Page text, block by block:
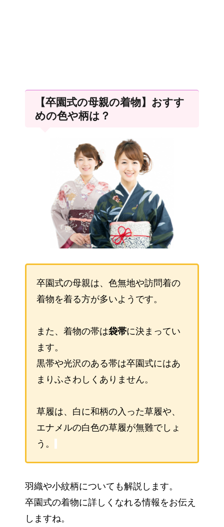
【卒園式の母親の着物】おすす
めの色や柄は？
卒園式の母親は、色無地や訪問着の
着物を着る方が多いようです。
また、着物の帯は袋帯に決まってい
ます。
黒帯や光沢のある帯は卒園式にはあ
まりふさわしくありません。
草履は、白に和柄の入った草履や、
エナメルの白色の草履が無難でしょ
う。
羽織や小紋柄についても解説します。
卒園式の着物に詳しくなれる情報をお伝え
しますね。